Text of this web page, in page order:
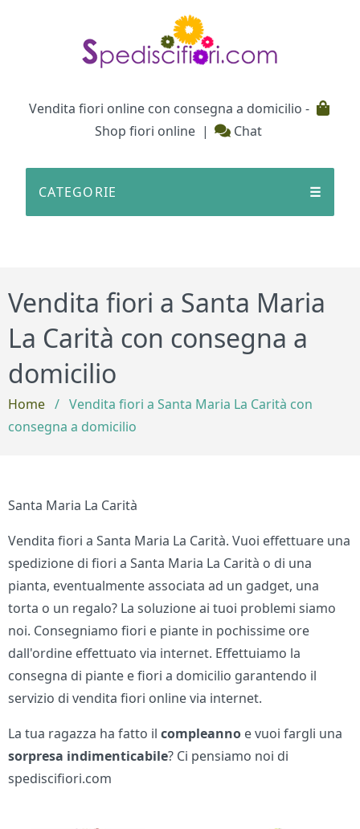
Vendita fiori online con consegna a domicilio -
Shop fiori online | Chat
CATEGORIE ☰
Vendita fiori a Santa Maria
La Carità con consegna a
domicilio
Home / Vendita fiori a Santa Maria La Carità con
consegna a domicilio
Santa Maria La Carità
Vendita fiori a Santa Maria La Carità. Vuoi effettuare una
spedizione di fiori a Santa Maria La Carità o di una
pianta, eventualmente associata ad un gadget, una
torta o un regalo? La soluzione ai tuoi problemi siamo
noi. Consegniamo fiori e piante in pochissime ore
dall'ordine effettuato via internet. Effettuiamo la
consegna di piante e fiori a domicilio garantendo il
servizio di vendita fiori online via internet.
La tua ragazza ha fatto ilcompleanno e vuoi fargli una
sorpresa indimenticabile? Ci pensiamo noi di
spediscifiori.com